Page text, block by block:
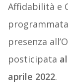
Affidabilità e
presenza
posticipata
aprile 2022.